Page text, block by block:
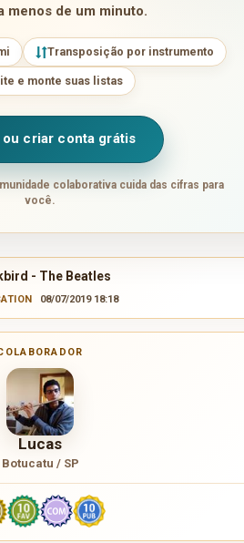
menos de um minuto.
Transposição por instrumento
e monte suas listas
ou criar conta grátis
colaborativa cuida das cifras para
você.
- The Beatles
08/07/2019 18:18
Lucas
Botucatu / SP